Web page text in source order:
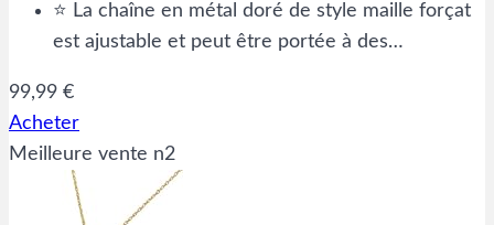
⭐ La chaîne en métal doré de style maille forçat
est ajustable et peut être portée à des…
99,99 €
Acheter
Meilleure vente n2